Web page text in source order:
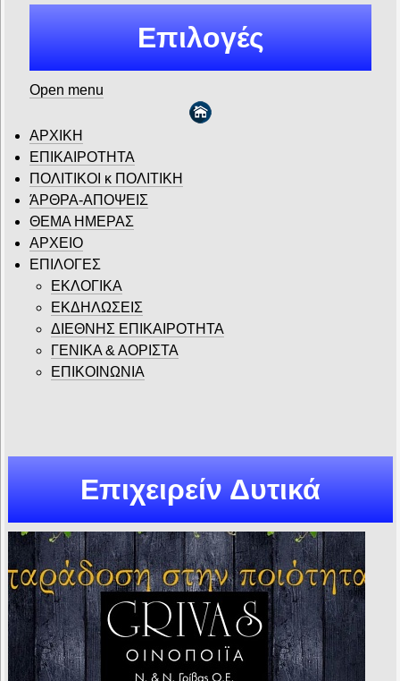
Επιλογές
Open menu
ΑΡΧΙΚΗ
ΕΠΙΚΑΙΡΟΤΗΤΑ
ΠΟΛΙΤΙΚΟΙ κ ΠΟΛΙΤΙΚΗ
ΆΡΘΡΑ-ΑΠΟΨΕΙΣ
ΘΕΜΑ ΗΜΕΡΑΣ
ΑΡΧΕΙΟ
ΕΠΙΛΟΓΕΣ
ΕΚΛΟΓΙΚΑ
ΕΚΔΗΛΩΣΕΙΣ
ΔΙΕΘΝΗΣ ΕΠΙΚΑΙΡΟΤΗΤΑ
ΓΕΝΙΚΑ & ΑΟΡΙΣΤΑ
ΕΠΙΚΟΙΝΩΝΙΑ
Επιχειρείν Δυτικά